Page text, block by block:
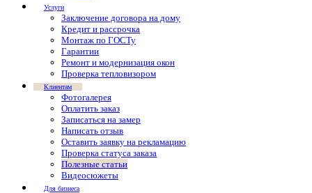
Услуги
Заключение договора на дому
Кредит и рассрочка
Монтаж по ГОСТу
Гарантии
Ремонт и модернизация окон
Проверка тепловизором
Клиентам
Фотогалерея
Оплатить заказ
Записаться на замер
Написать отзыв
Оставить заявку на рекламацию
Проверка статуса заказа
Полезные статьи
Видеосюжеты
Для бизнеса